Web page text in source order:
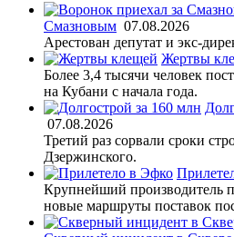
Смазновым 07.08.2026
Арестован депутат и экс-
Жертвы
Более 3,4 тысячи человек
на Кубани с начала года.
07.08.2026
Третий раз сорвали сроки
Дзержинского.
Крупнейший производитель
новые маршруты поставок